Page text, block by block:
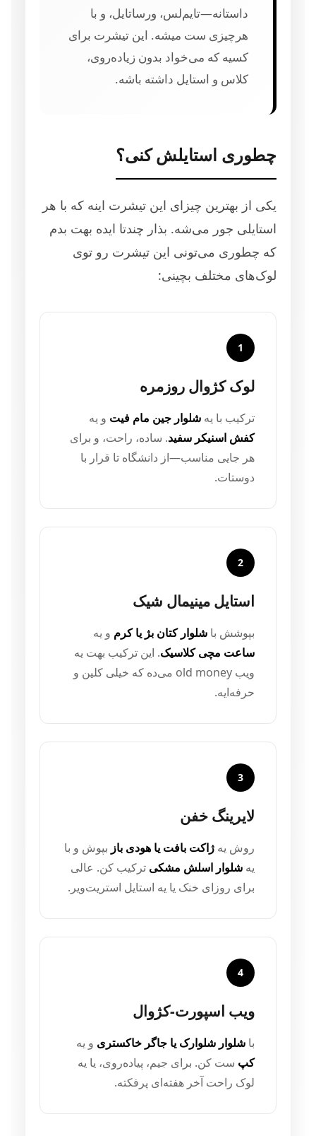
داستانه—تایم‌لس، ورساتایل، و با
هرچیزی ست میشه. این تیشرت برای
کسیه که می‌خواد بدون زیاده‌روی،
کلاس و استایل داشته باشه.
چطوری استایلش کنی؟
یکی از بهترین چیزای این تیشرت اینه که با هر
استایلی جور می‌شه. بذار چندتا ایده بهت بدم
که چطوری می‌تونی این تیشرت رو توی
لوک‌های مختلف بچینی:
1
لوک کژوال روزمره
ترکیب با یه شلوار جین مام فیت و یه
کفش اسنیکر سفید. ساده، راحت، و برای
هر جایی مناسب—از دانشگاه تا قرار با
دوستات.
2
استایل مینیمال شیک
بپوشش با شلوار کتان بژ یا کرم و یه
ساعت مچی کلاسیک. این ترکیب بهت یه
ویب old money می‌ده که خیلی کلین و
حرفه‌ایه.
3
لایرینگ خفن
روش یه ژاکت بافت یا هودی باز بپوش و با
یه شلوار اسلش مشکی ترکیب کن. عالی
برای روزای خنک یا یه استایل استریت‌ویر.
4
ویب اسپورت-کژوال
با شلوار شلوارک یا جاگر خاکستری و یه
کپ ست کن. برای جیم، پیاده‌روی، یا یه
لوک راحت آخر هفته‌ای پرفکته.